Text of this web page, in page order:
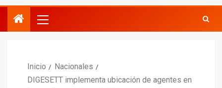
Inicio
Nacionales
DIGESETT implementa ubicación de agentes en